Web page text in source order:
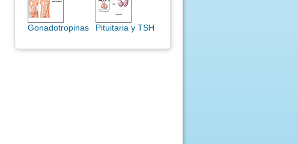
Gonadotropinas Pituitaria y TSH